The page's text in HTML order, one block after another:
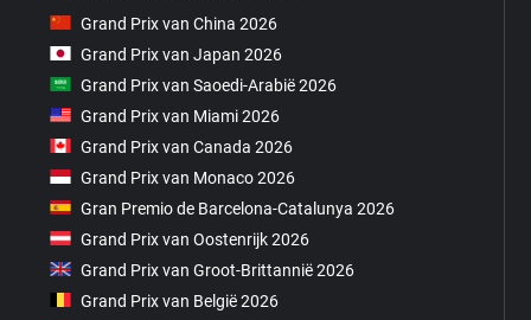
Grand Prix van China 2026
Grand Prix van Japan 2026
Grand Prix van Saoedi-Arabië 2026
Grand Prix van Miami 2026
Grand Prix van Canada 2026
Grand Prix van Monaco 2026
Gran Premio de Barcelona-Catalunya 2026
Grand Prix van Oostenrijk 2026
Grand Prix van Groot-Brittannië 2026
Grand Prix van België 2026